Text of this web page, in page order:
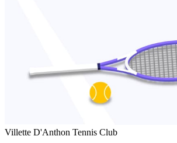
Villette D'Anthon Tennis Club